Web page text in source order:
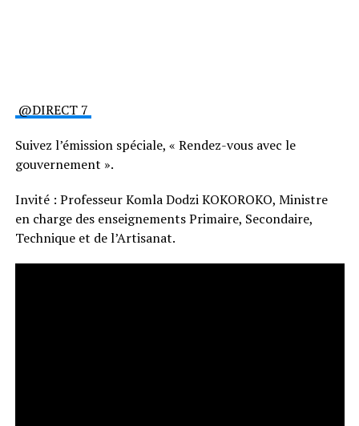
@DIRECT 7
Suivez l’émission spéciale, « Rendez-vous avec le
gouvernement ».
Invité : Professeur Komla Dodzi KOKOROKO, Ministre
en charge des enseignements Primaire, Secondaire,
Technique et de l’Artisanat.